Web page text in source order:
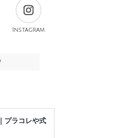
Instagram
プラコレや式